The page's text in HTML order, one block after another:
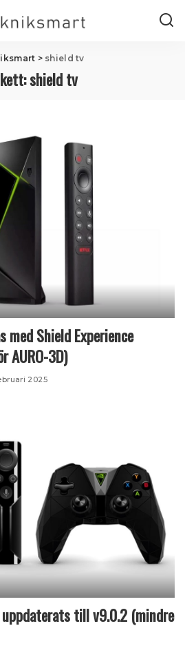
> shield tv
shield tv
med Shield Experience
AURO-3D)
2025
uppdaterats till v9.0.2 (mindre